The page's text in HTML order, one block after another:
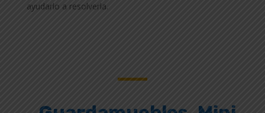
ayudarlo a resolverla.